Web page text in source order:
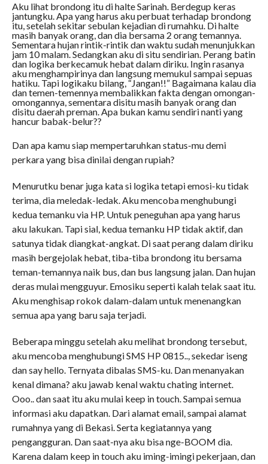
Aku lihat brondong itu di halte Sarinah. Berdegup keras
jantungku. Apa yang harus aku perbuat terhadap brondong
itu, setelah sekitar sebulan kejadian di rumahku. Di halte
masih banyak orang, dan dia bersama 2 orang temannya.
Sementara hujan rintik-rintik dan waktu sudah menunjukkan
jam 10 malam. Sedangkan aku di situ sendirian. Perang batin
dan logika berkecamuk hebat dalam diriku. Ingin rasanya
aku menghampirinya dan langsung memukul sampai sepuas
hatiku. Tapi logikaku bilang, “Jangan!!” Bagaimana kalau dia
dan temen-temennya membalikkan fakta dengan omongan-
omongannya, sementara disitu masih banyak orang dan
disitu daerah preman. Apa bukan kamu sendiri nanti yang
hancur babak-belur??
Dan apa kamu siap mempertaruhkan status-mu demi
perkara yang bisa dinilai dengan rupiah?
Menurutku benar juga kata si logika tetapi emosi-ku tidak
terima, dia meledak-ledak. Aku mencoba menghubungi
kedua temanku via HP. Untuk peneguhan apa yang harus
aku lakukan. Tapi sial, kedua temanku HP tidak aktif, dan
satunya tidak diangkat-angkat. Di saat perang dalam diriku
masih bergejolak hebat, tiba-tiba brondong itu bersama
teman-temannya naik bus, dan bus langsung jalan. Dan hujan
deras mulai mengguyur. Emosiku seperti kalah telak saat itu.
Aku menghisap rokok dalam-dalam untuk menenangkan
semua apa yang baru saja terjadi.
Beberapa minggu setelah aku melihat brondong tersebut,
aku mencoba menghubungi SMS HP 0815.., sekedar iseng
dan say hello. Ternyata dibalas SMS-ku. Dan menanyakan
kenal dimana? aku jawab kenal waktu chating internet.
Ooo.. dan saat itu aku mulai keep in touch. Sampai semua
informasi aku dapatkan. Dari alamat email, sampai alamat
rumahnya yang di Bekasi. Serta kegiatannya yang
pengangguran. Dan saat-nya aku bisa nge-BOOM dia.
Karena dalam keep in touch aku iming-imingi pekerjaan, dan